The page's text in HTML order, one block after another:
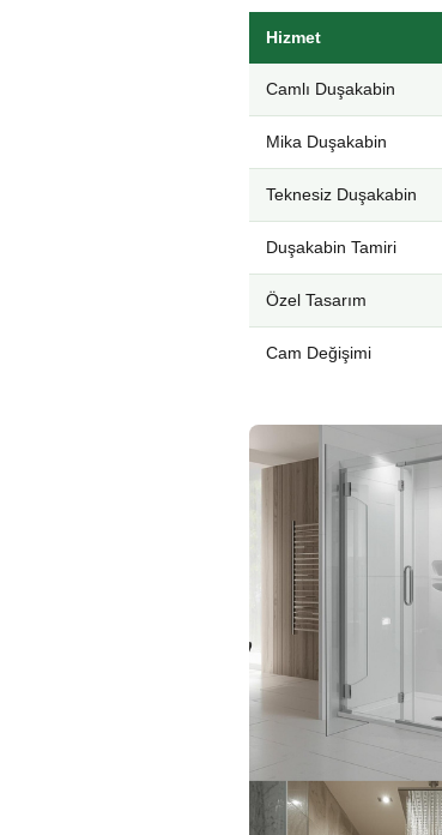
Hizmet
Camlı Duşakabin
Mika Duşakabin
Teknesiz Duşakabin
Duşakabin Tamiri
Özel Tasarım
Cam Değişimi